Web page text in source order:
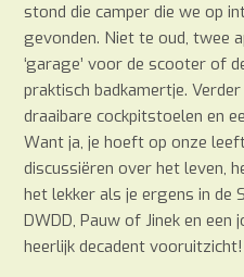
stond die camper die we op
gevonden. Niet te oud, twee
‘garage’ voor de scooter of
praktisch badkamertje.
draaibare cockpitstoelen en
Want ja, je hoeft op onze
discussiëren over het leven,
het lekker als je ergens in de
DWDD, Pauw of Jinek en een
heerlijk decadent vooruitzicht!